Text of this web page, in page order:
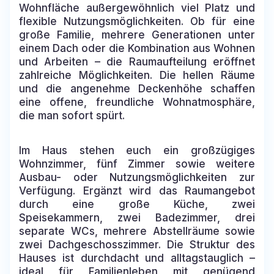
Wohnfläche außergewöhnlich viel Platz und
flexible Nutzungsmöglichkeiten. Ob für eine
große Familie, mehrere Generationen unter
einem Dach oder die Kombination aus Wohnen
und Arbeiten – die Raumaufteilung eröffnet
zahlreiche Möglichkeiten. Die hellen Räume
und die angenehme Deckenhöhe schaffen
eine offene, freundliche Wohnatmosphäre,
die man sofort spürt.
Im Haus stehen euch ein großzügiges
Wohnzimmer, fünf Zimmer sowie weitere
Ausbau- oder Nutzungsmöglichkeiten zur
Verfügung. Ergänzt wird das Raumangebot
durch eine große Küche, zwei
Speisekammern, zwei Badezimmer, drei
separate WCs, mehrere Abstellräume sowie
zwei Dachgeschosszimmer. Die Struktur des
Hauses ist durchdacht und alltagstauglich –
ideal für Familienleben mit genügend